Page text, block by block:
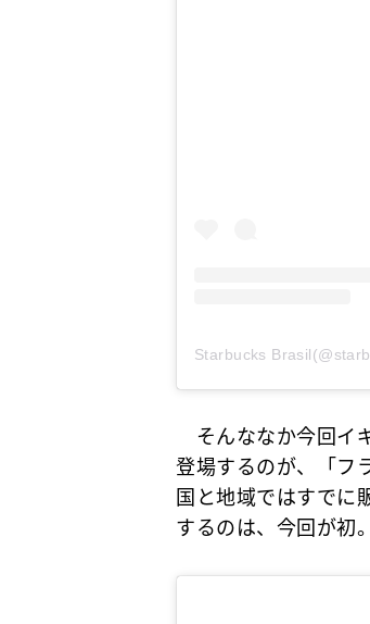
Starbucks
そんななか今回イ
登場するのが、「フ
国と地域ではすでに
するのは、今回が初。